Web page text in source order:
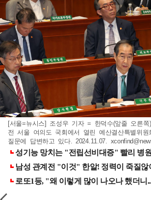
[서울=뉴시스] 조성우 기자 = 한덕수(앞줄 오른
전 서울 여의도 국회에서 열린 예산결산특별위원
질문에 답변하고 있다. 2024.11.07.